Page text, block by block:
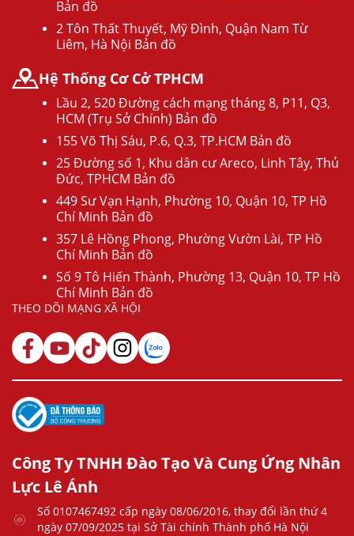
Bản đồ
2 Tôn Thất Thuyết, Mỹ Đình, Quận Nam Từ
Liêm, Hà Nội Bản đồ
Hệ Thống Cơ Cở TPHCM
Lầu 2, 520 Đường cách mạng tháng 8, P11, Q3,
HCM (Trụ Sở Chính) Bản đồ
155 Võ Thị Sáu, P.6, Q.3, TP.HCM Bản đồ
25 Đường số 1, Khu dân cư Areco, Linh Tây, Thủ
Đức, TPHCM Bản đồ
449 Sư Vạn Hạnh, Phường 10, Quận 10, TP Hồ
Chí Minh Bản đồ
357 Lê Hồng Phong, Phường Vườn Lài, TP Hồ
Chí Minh Bản đồ
Số 9 Tô Hiến Thành, Phường 13, Quận 10, TP Hồ
Chí Minh Bản đồ
THEO DÕI MẠNG XÃ HỘI
Công Ty TNHH Đào Tạo Và Cung Ứng Nhân
Lực Lê Ánh
Số 0107467492 cấp ngày 08/06/2016, thay đổi lần thứ 4
ngày 07/09/2025 tại Sở Tài chính Thành phố Hà Nội